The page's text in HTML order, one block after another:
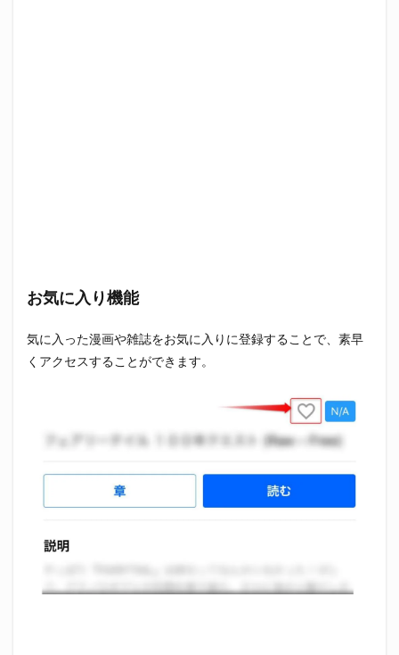
お気に入り機能
気に入った漫画や雑誌をお気に入りに登録することで、素早
くアクセスすることができます。